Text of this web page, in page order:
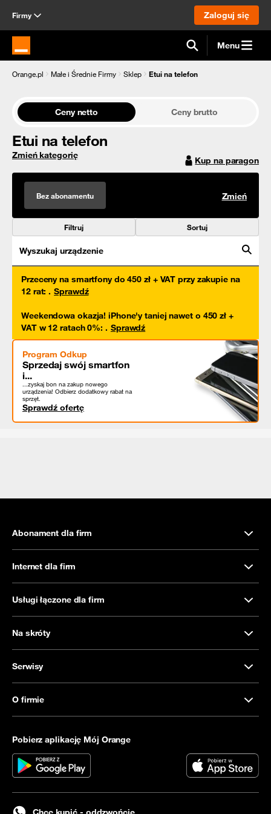
Firmy Zaloguj się
Strona główna Orange.pl Menu
Orange.pl Małe i Średnie Firmy Sklep Etui na telefon
Ceny netto Ceny brutto
Etui na telefon
Zmień kategorię Kup na paragon
Bez abonamentu Zmień
Filtruj Sortuj
Wyszukaj urządzenie
Przeceny na smartfony do 450 zł + VAT przy zakupie na
12 rat: . Sprawdź
Weekendowa okazja! iPhone'y taniej nawet o 450 zł +
VAT w 12 ratach 0%: . Sprawdź
Program Odkup
Sprzedaj swój smartfon
i...
...zyskaj bon na zakup nowego
urządzenia! Odbierz dodatkowy rabat na
sprzęt.
Sprawdź ofertę
Abonament dla firm
Internet dla firm
Usługi łączone dla firm
Na skróty
Serwisy
O firmie
Pobierz aplikację Mój Orange